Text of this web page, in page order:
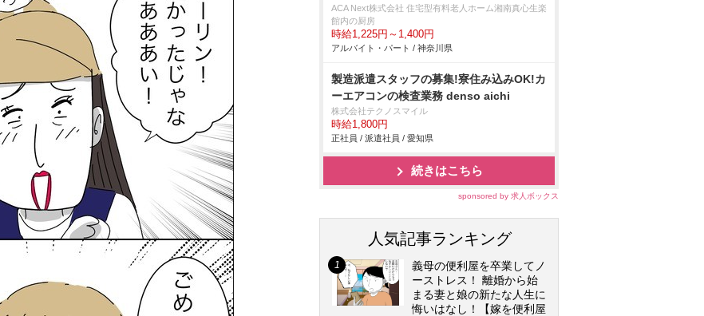
ACA Next株式会社 住宅型有料老人ホーム湘南真心生楽
館内の厨房
時給1,225円～1,400円
アルバイト・パート / 神奈川県
製造派遣スタッフの募集!寮住み込みOK!カ
ーエアコンの検査業務 denso aichi
株式会社テクノスマイル
時給1,800円
正社員 / 派遣社員 / 愛知県
続きはこちら
sponsored by 求人ボックス
人気記事ランキング
義母の便利屋を卒業してノ
ーストレス！ 離婚から始
まる妻と娘の新たな人生に
悔いはなし！【嫁を便利屋